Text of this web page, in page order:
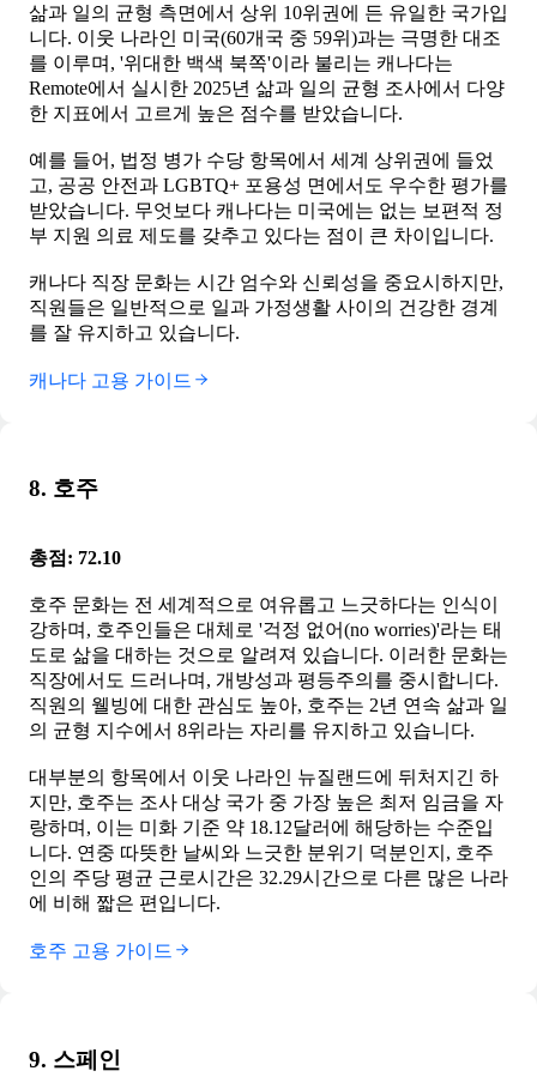
삶과 일의 균형 측면에서 상위 10위권에 든 유일한 국가입
니다. 이웃 나라인 미국(60개국 중 59위)과는 극명한 대조
를 이루며, '위대한 백색 북쪽'이라 불리는 캐나다는
Remote에서 실시한 2025년 삶과 일의 균형 조사에서 다양
한 지표에서 고르게 높은 점수를 받았습니다.
예를 들어, 법정 병가 수당 항목에서 세계 상위권에 들었
고, 공공 안전과 LGBTQ+ 포용성 면에서도 우수한 평가를
받았습니다. 무엇보다 캐나다는 미국에는 없는 보편적 정
부 지원 의료 제도를 갖추고 있다는 점이 큰 차이입니다.
캐나다 직장 문화는 시간 엄수와 신뢰성을 중요시하지만,
직원들은 일반적으로 일과 가정생활 사이의 건강한 경계
를 잘 유지하고 있습니다.
캐나다 고용 가이드
8. 호주
총점: 72.10
호주 문화는 전 세계적으로 여유롭고 느긋하다는 인식이
강하며, 호주인들은 대체로 '걱정 없어(no worries)'라는 태
도로 삶을 대하는 것으로 알려져 있습니다. 이러한 문화는
직장에서도 드러나며, 개방성과 평등주의를 중시합니다.
직원의 웰빙에 대한 관심도 높아, 호주는 2년 연속 삶과 일
의 균형 지수에서 8위라는 자리를 유지하고 있습니다.
대부분의 항목에서 이웃 나라인 뉴질랜드에 뒤처지긴 하
지만, 호주는 조사 대상 국가 중 가장 높은 최저 임금을 자
랑하며, 이는 미화 기준 약 18.12달러에 해당하는 수준입
니다. 연중 따뜻한 날씨와 느긋한 분위기 덕분인지, 호주
인의 주당 평균 근로시간은 32.29시간으로 다른 많은 나라
에 비해 짧은 편입니다.
호주 고용 가이드
9. 스페인